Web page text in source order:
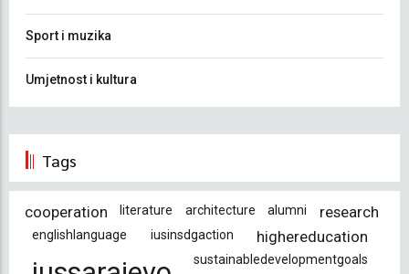
Sport i muzika
Umjetnost i kultura
Tags
cooperation literature architecture alumni research
englishlanguage iusinsdgaction highereducation
sustainabledevelopmentgoals